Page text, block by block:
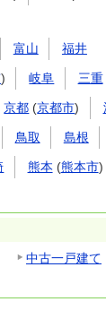
富山 福井
) 岐阜 三重
京都 (京都市)
鳥取 島根
熊本 (熊本市)
中古一戸建て